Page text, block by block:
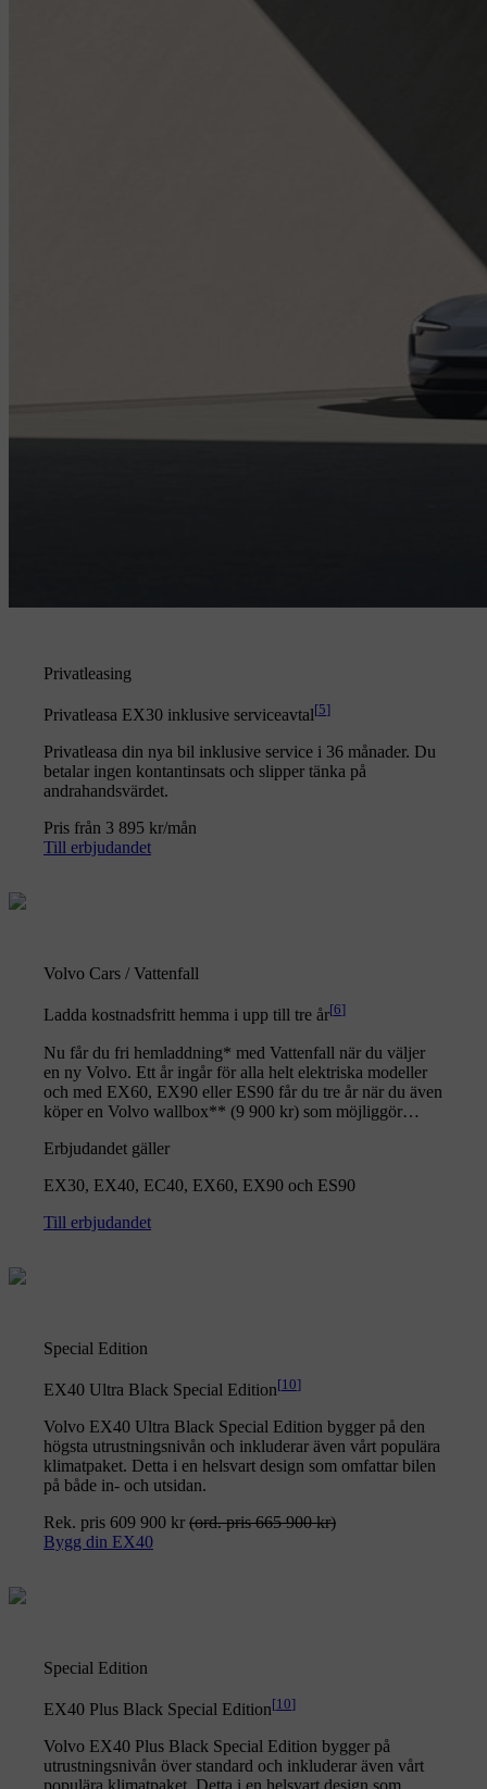
Privatleasing
Privatleasa EX30 inklusive serviceavtal[5]
Privatleasa din nya bil inklusive service i 36 månader. Du
betalar ingen kontantinsats och slipper tänka på
andrahandsvärdet.
Pris från 3 895 kr/mån
Till erbjudandet
Volvo Cars / Vattenfall
Ladda kostnadsfritt hemma i upp till tre år[6]
Nu får du fri hemladdning* med Vattenfall när du väljer
en ny Volvo. Ett år ingår för alla helt elektriska modeller
och med EX60, EX90 eller ES90 får du tre år när du även
köper en Volvo wallbox** (9 900 kr) som möjliggör
Erbjudandet gäller
EX30, EX40, EC40, EX60, EX90 och ES90
Till erbjudandet
Special Edition
EX40 Ultra Black Special Edition[10]
Volvo EX40 Ultra Black Special Edition bygger på den
högsta utrustningsnivån och inkluderar även vårt populära
klimatpaket. Detta i en helsvart design som omfattar bilen
på både in- och utsidan.
Rek. pris 609 900 kr (ord. pris 665 900 kr)
Bygg din EX40
Special Edition
EX40 Plus Black Special Edition[10]
Volvo EX40 Plus Black Special Edition bygger på
utrustningsnivån över standard och inkluderar även vårt